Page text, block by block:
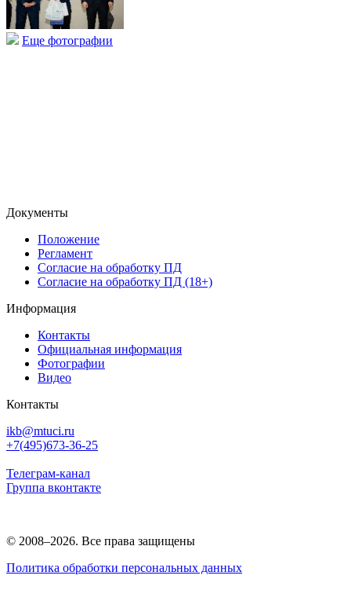
Еще фотографии
Документы
Положение
Регламент
Согласие на обработку ПД
Согласие на обработку ПД (18+)
Информация
Контакты
Официальная информация
Фотографии
Видео
Контакты
ikb@mtuci.ru
+7(495)673-36-25
Телеграм-канал
Группа вконтакте
© 2008–2026. Все права защищены
Политика обработки персональных данных